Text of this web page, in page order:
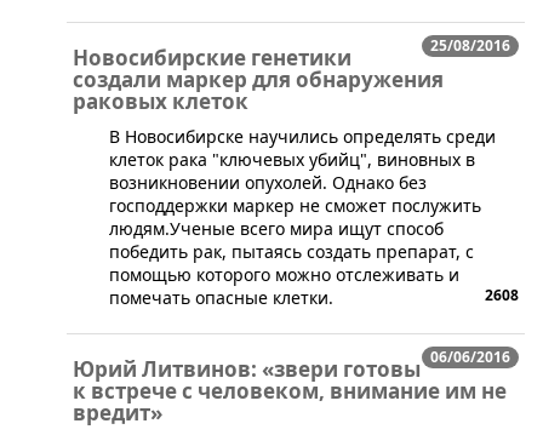
25/08/2016
Новосибирские генетики
создали маркер для обнаружения
раковых клеток
​В Новосибирске научились определять среди
клеток рака "ключевых убийц", виновных в
возникновении опухолей. Однако без
господдержки маркер не сможет послужить
людям.Ученые всего мира ищут способ
победить рак, пытаясь создать препарат, с
помощью которого можно отслеживать и
помечать опасные клетки.
2608
06/06/2016
Юрий Литвинов: «звери готовы
к встрече с человеком, внимание им не
вредит»